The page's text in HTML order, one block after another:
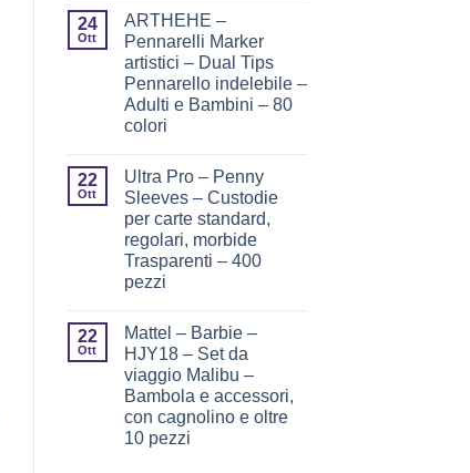
24
Ott
ARTHEHE –
Pennarelli Marker
artistici – Dual Tips
Pennarello indelebile –
Adulti e Bambini – 80
colori
22
Ott
Ultra Pro – Penny
Sleeves – Custodie
per carte standard,
regolari, morbide
Trasparenti – 400
pezzi
22
Ott
Mattel – Barbie –
HJY18 – Set da
viaggio Malibu –
Bambola e accessori,
con cagnolino e oltre
10 pezzi